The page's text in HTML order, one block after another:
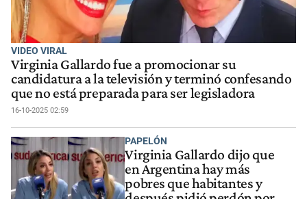
VIDEO VIRAL
Virginia Gallardo fue a promocionar su
candidatura a la televisión y terminó confesando
que no está preparada para ser legisladora
16-10-2025 02:59
PAPELÓN
Virginia Gallardo dijo que
en Argentina hay más
pobres que habitantes y